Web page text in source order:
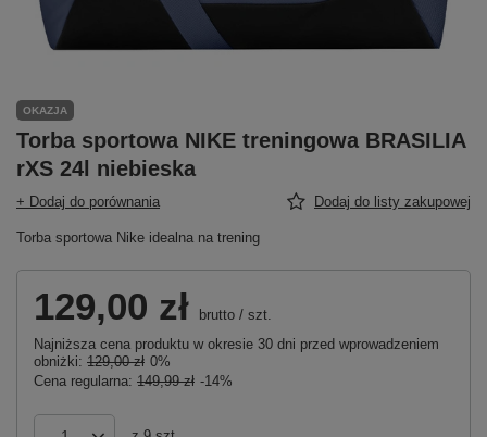
OKAZJA
Torba sportowa NIKE treningowa BRASILIA
rXS 24l niebieska
+ Dodaj do porównania Dodaj do listy zakupowej
Torba sportowa Nike idealna na trening
129,00 zł brutto / szt.
Najniższa cena produktu w okresie 30 dni przed wprowadzeniem
obniżki: 129,00 zł 0%
Cena regularna: 149,99 zł -14%